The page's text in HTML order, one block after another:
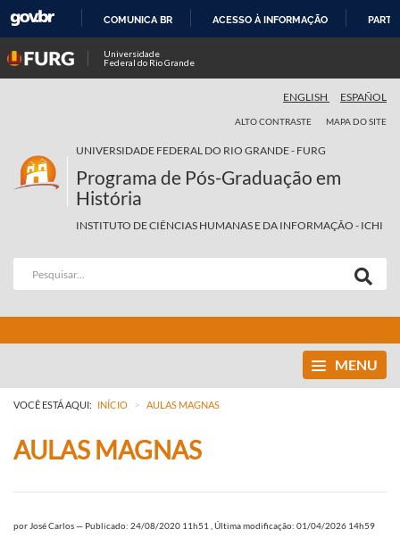
COMUNICA BR ACESSO À INFORMAÇÃO
Universidade
Federal do Rio Grande
ENGLISH ESPAÑOL
ALTO CONTRASTE MAPA DO SITE
UNIVERSIDADE FEDERAL DO RIO GRANDE - FURG
Programa de Pós-Graduação em
História
INSTITUTO DE CIÊNCIAS HUMANAS E DA INFORMAÇÃO - ICHI
MENU
VOCÊ ESTÁ AQUI: INÍCIO > AULAS MAGNAS
AULAS MAGNAS
por José Carlos— Publicado: 24/08/2020 11h51 Última modificação: 01/04/2026 14h59